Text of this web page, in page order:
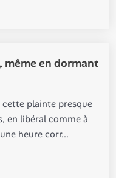
même en dormant
plainte presque
en libéral comme à
heure corr...